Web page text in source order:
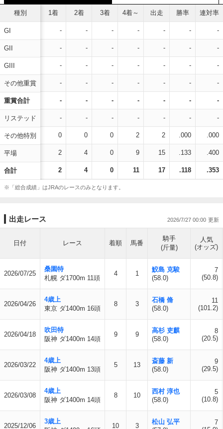
種別
GI
GII
GIII
その他重賞
重賞合計
リステッド
その他特別
平場
合計
1着 2着 3着 4着～ 出走 勝率 連対率
- - - - - - -
- - - - - - -
- - - - - - -
- - - - - - -
- - - - - - -
- - - - - - -
0 0 0 2 2 .000 .000
2 4 0 9 15 .133 .400
2 4 0 11 17 .118 .353
※「総合成績」はJRAのレースのみとなります。
出走レース 2026/7/27 00:00
日付 レース 着順 馬番
騎手
(斤量)
人気
(オッズ)
2026/07/25
桑園特
札幌 ダ1700m 11頭
4 1
鮫島 克駿
(58.0)
7
(50.8)
2026/04/26
4歳上
東京 ダ1400m 16頭
8 3
石橋 脩
(58.0)
11
(101.2)
2026/04/18
吹田特
阪神 ダ1400m 14頭
9 9
高杉 吏麒
(58.0)
8
(20.5)
2026/03/22
4歳上
阪神 ダ1400m 13頭
5 13
斎藤 新
(58.0)
9
(29.5)
2026/03/08
4歳上
阪神 ダ1400m 14頭
8 10
西村 淳也
(58.0)
5
(10.8)
2025/12/06
3歳上
10 3
松山 弘平
7